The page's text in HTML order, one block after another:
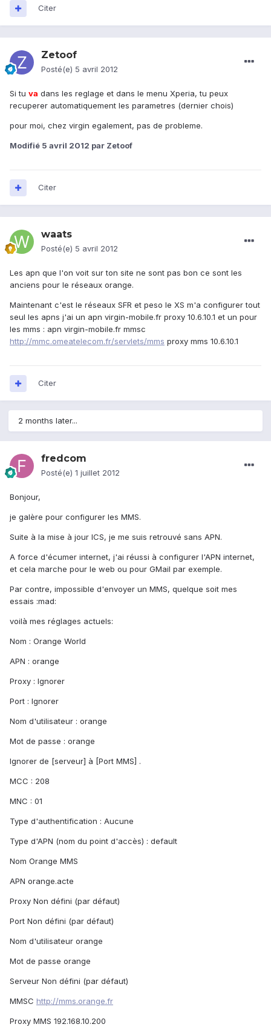
Citer
Zetoof
Posté(e) 5 avril 2012
Si tu va dans les reglage et dans le menu Xperia, tu peux
recuperer automatiquement les parametres (dernier chois)
pour moi, chez virgin egalement, pas de probleme.
Modifié 5 avril 2012 par Zetoof
Citer
waats
Posté(e) 5 avril 2012
Les apn que l'on voit sur ton site ne sont pas bon ce sont les
anciens pour le réseaux orange.
Maintenant c'est le réseaux SFR et peso le XS m'a configurer tout
seul les apns j'ai un apn virgin-mobile.fr proxy 10.6.10.1 et un pour
les mms : apn virgin-mobile.fr mmsc
http://mmc.omeatelecom.fr/servlets/mms proxy mms 10.6.10.1
Citer
2 months later...
fredcom
Posté(e) 1 juillet 2012
Bonjour,
je galère pour configurer les MMS.
Suite à la mise à jour ICS, je me suis retrouvé sans APN.
A force d'écumer internet, j'ai réussi à configurer l'APN internet,
et cela marche pour le web ou pour GMail par exemple.
Par contre, impossible d'envoyer un MMS, quelque soit mes
essais :mad:
voilà mes réglages actuels:
Nom : Orange World
APN : orange
Proxy : Ignorer
Port : Ignorer
Nom d'utilisateur : orange
Mot de passe : orange
Ignorer de [serveur] à [Port MMS] .
MCC : 208
MNC : 01
Type d'authentification : Aucune
Type d'APN (nom du point d'accès) : default
Nom Orange MMS
APN orange.acte
Proxy Non défini (par défaut)
Port Non défini (par défaut)
Nom d'utilisateur orange
Mot de passe orange
Serveur Non défini (par défaut)
MMSC http://mms.orange.fr
Proxy MMS 192.168.10.200